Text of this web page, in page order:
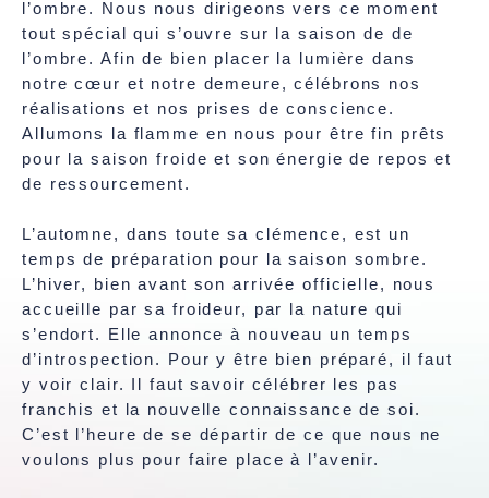
l’ombre. Nous nous dirigeons vers ce moment
tout spécial qui s’ouvre sur la saison de de
l’ombre. Afin de bien placer la lumière dans
notre cœur et notre demeure, célébrons nos
réalisations et nos prises de conscience.
Allumons la flamme en nous pour être fin prêts
pour la saison froide et son énergie de repos et
de ressourcement.
L’automne, dans toute sa clémence, est un
temps de préparation pour la saison sombre.
L’hiver, bien avant son arrivée officielle, nous
accueille par sa froideur, par la nature qui
s’endort. Elle annonce à nouveau un temps
d’introspection. Pour y être bien préparé, il faut
y voir clair. Il faut savoir célébrer les pas
franchis et la nouvelle connaissance de soi.
C’est l’heure de se départir de ce que nous ne
voulons plus pour faire place à l’avenir.